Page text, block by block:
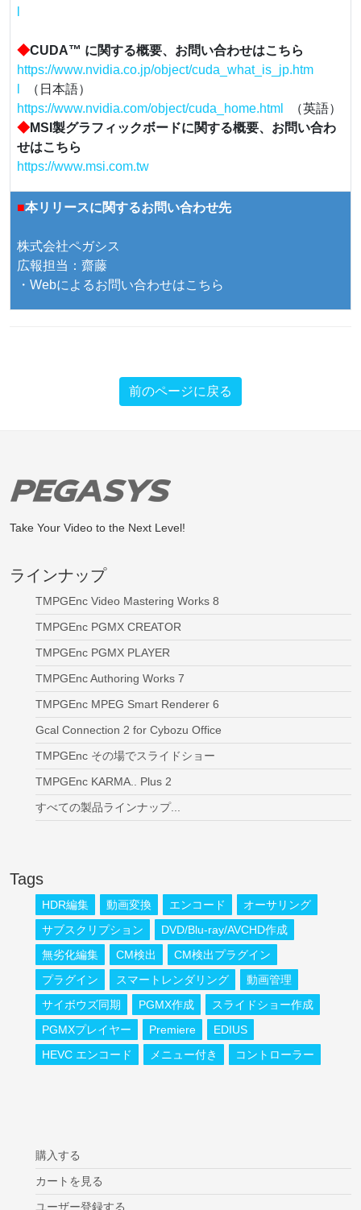
◆CUDA™ に関する概要、お問い合わせはこちら
https://www.nvidia.co.jp/object/cuda_what_is_jp.htm
（日本語）
https://www.nvidia.com/object/cuda_home.html
（英語）
◆MSI製グラフィックボードに関する概要、お問い合わ
せはこちら
https://www.msi.com.tw
■本リリースに関するお問い合わせ先
株式会社ペガシス
広報担当：齋藤
・Webによるお問い合わせはこちら
前のページに戻る
Take Your Video to the Next Level!
ラインナップ
TMPGEnc Video Mastering Works 8
TMPGEnc PGMX CREATOR
TMPGEnc PGMX PLAYER
TMPGEnc Authoring Works 7
TMPGEnc MPEG Smart Renderer 6
Gcal Connection 2 for Cybozu Office
TMPGEnc その場でスライドショー
TMPGEnc KARMA.. Plus 2
すべての製品ラインナップ...
Tags
HDR編集 動画変換 エンコード
オーサリング
サブスクリプション
DVD/Blu-ray/AVCHD作成
無劣化編集
CM検出
CM検出プラグイン
プラグイン
スマートレンダリング
動画管理
サイボウズ同期
PGMX作成
スライドショー作成
PGMXプレイヤー
Premiere
EDIUS
HEVC エンコード
メニュー付き コントローラー
購入する
カートを見る
ユーザー登録する